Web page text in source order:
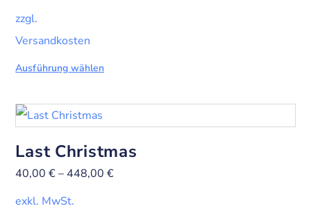
zzgl.
Versandkosten
Ausführung wählen
Last Christmas
40,00€– 448,00€
exkl. MwSt.